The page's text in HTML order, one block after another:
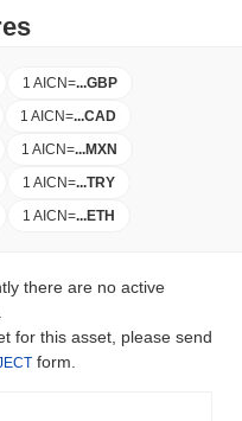
1 AICN=...GBP
1 AICN=...CAD
1 AICN=...MXN
1 AICN=...TRY
1 AICN=...ETH
there are no active
for this asset, please send
form.